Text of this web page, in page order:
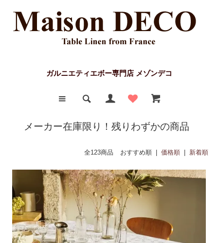
ガルニエティエボー専門店 メゾンデコ
メーカー在庫限り！残りわずかの商品
全123商品 おすすめ順 | 価格順 新着順